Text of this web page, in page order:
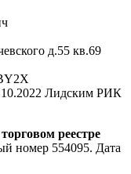
д.55 кв.69
Лидским РИК
реестре
номер 554095. Дата